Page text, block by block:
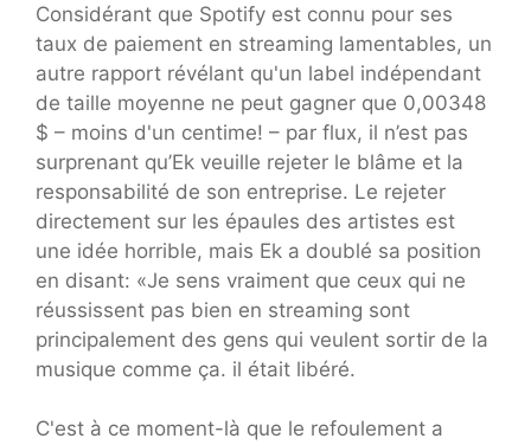
Considérant que Spotify est connu pour ses
taux de paiement en streaming lamentables, un
autre rapport révélant qu'un label indépendant
de taille moyenne ne peut gagner que 0,00348
$ – moins d'un centime! – par flux, il n’est pas
surprenant qu’Ek veuille rejeter le blâme et la
responsabilité de son entreprise. Le rejeter
directement sur les épaules des artistes est
une idée horrible, mais Ek a doublé sa position
en disant: «Je sens vraiment que ceux qui ne
réussissent pas bien en streaming sont
principalement des gens qui veulent sortir de la
musique comme ça. il était libéré.
C'est à ce moment-là que le refoulement a